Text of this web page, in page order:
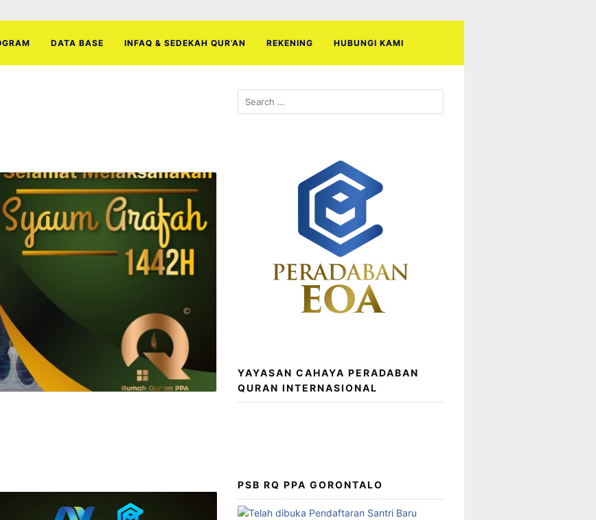
DATA BASE INFAQ & SEDEKAH QUR’AN REKENING HUBUNGI KAMI
Search
for:
YAYASAN CAHAYA PERADABAN
QURAN INTERNASIONAL
PSB RQ PPA GORONTALO